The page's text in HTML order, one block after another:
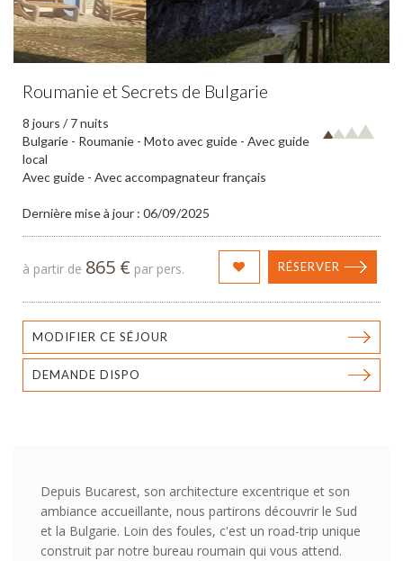
Roumanie et Secrets de Bulgarie
8 jours / 7 nuits
Bulgarie - Roumanie - Moto avec guide - Avec guide
local
Avec guide - Avec accompagnateur français
Dernière mise à jour : 06/09/2025
à partir de 865 € par pers. RÉSERVER
MODIFIER CE SÉJOUR
DEMANDE DISPO
Depuis Bucarest, son architecture excentrique et son
ambiance accueillante, nous partirons découvrir le Sud
et la Bulgarie. Loin des foules, c'est un road-trip unique
construit par notre bureau roumain qui vous attend.